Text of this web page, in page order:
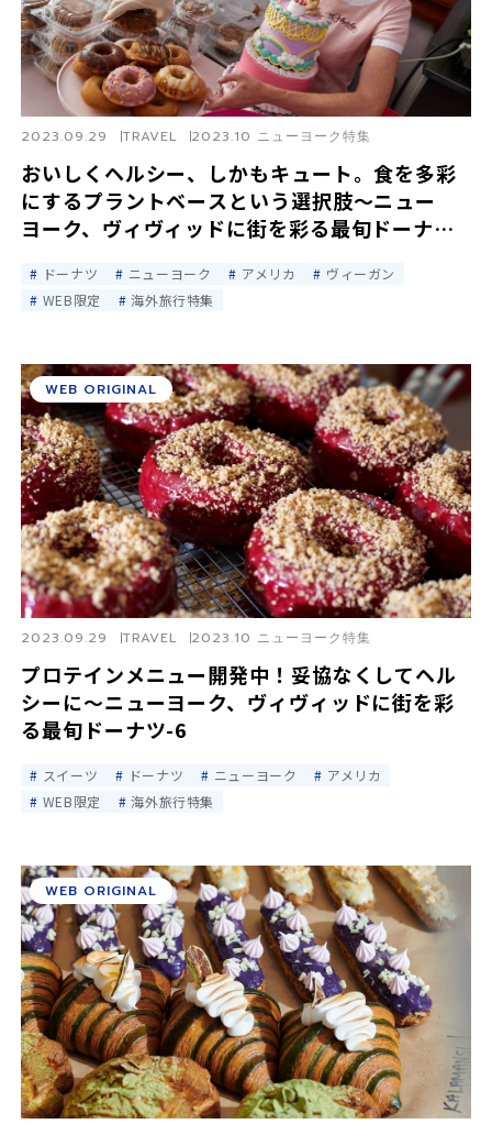
おいしくヘルシー、しかもキュート。食を多彩
にするプラントベースという選択肢〜ニュー
ヨーク、ヴィヴィッドに街を彩る最旬ドーナツ-
2023.09.29 TRAVEL 2023.10 ニューヨーク特集
ドーナツ ニューヨーク アメリカ
ヴィーガン
WEB限定
海外旅行特集
プロテインメニュー開発中！妥協なくしてヘル
シーに〜ニューヨーク、ヴィヴィッドに街を彩
る最旬ドーナツ-6
2023.09.29 TRAVEL 2023.10 ニューヨーク特集
WEB ORIGINAL
スイーツ ドーナツ ニューヨーク
アメリカ
WEB限定
海外旅行特集
WEB ORIGINAL